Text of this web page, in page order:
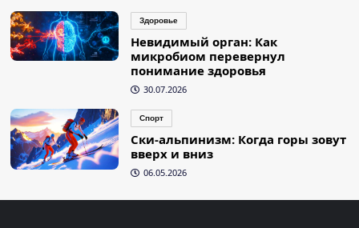
Здоровье
Невидимый орган: Как
микробиом перевернул
понимание здоровья
30.07.2026
Спорт
Ски-альпинизм: Когда горы зовут
вверх и вниз
06.05.2026